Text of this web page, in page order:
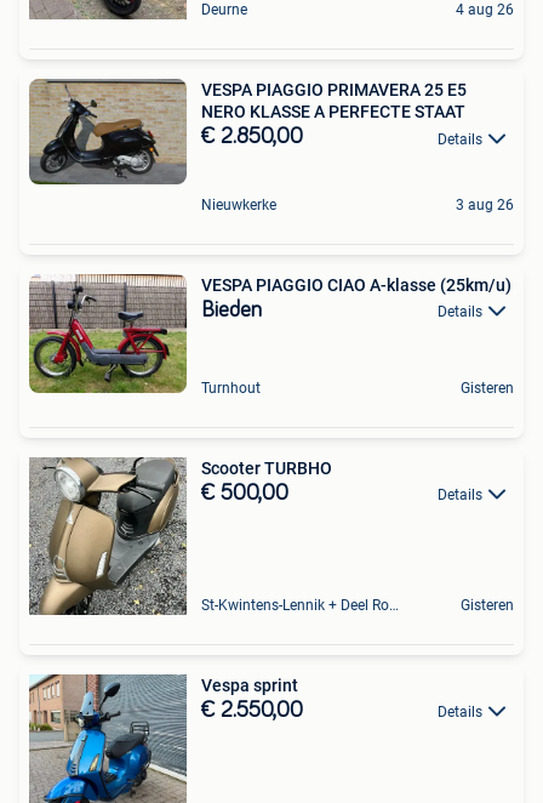
Deurne 4 aug 26
VESPA PIAGGIO PRIMAVERA 25 E5
NERO KLASSE A PERFECTE STAAT
€ 2.850,00 Details
Nieuwkerke 3 aug 26
VESPA PIAGGIO CIAO A-klasse (25km/u)
Bieden Details
Turnhout Gisteren
Scooter TURBHO
€ 500,00 Details
St-Kwintens-Lennik + Deel Roosdaal Gisteren
Vespa sprint
€ 2.550,00 Details